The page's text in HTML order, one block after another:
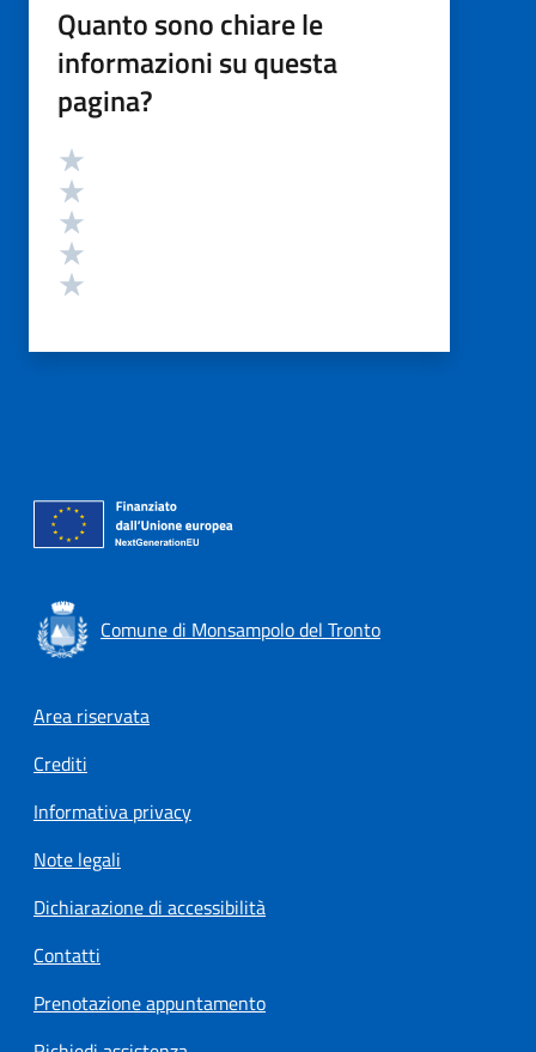
Quanto sono chiare le
informazioni su questa
pagina?
Valutazione
Comune di Monsampolo del Tronto
Footer menu
Area riservata
Crediti
Informativa privacy
Note legali
Dichiarazione di accessibilità
Contatti
Prenotazione appuntamento